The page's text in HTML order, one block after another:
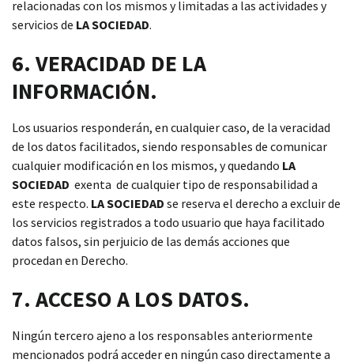
relacionadas con los mismos y limitadas a las actividades y
servicios de LA SOCIEDAD.
6. VERACIDAD DE LA
INFORMACIÓN.
Los usuarios responderán, en cualquier caso, de la veracidad
de los datos facilitados, siendo responsables de comunicar
cualquier modificación en los mismos, y quedando LA
SOCIEDAD exenta de cualquier tipo de responsabilidad a
este respecto. LA SOCIEDAD se reserva el derecho a excluir de
los servicios registrados a todo usuario que haya facilitado
datos falsos, sin perjuicio de las demás acciones que
procedan en Derecho.
7. ACCESO A LOS DATOS.
Ningún tercero ajeno a los responsables anteriormente
mencionados podrá acceder en ningún caso directamente a